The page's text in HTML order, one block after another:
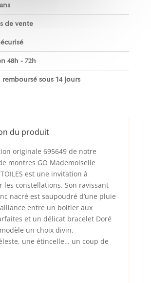
de vente
48h - 72h
remboursé sous 14 jours
du produit
originale 695649 de notre
montres GO Mademoiselle
est une invitation à
les constellations. Son ravissant
nacré est saupoudré d’une pluie
entre un boitier aux
et un délicat bracelet Doré
un choix divin.
une étincelle… un coup de